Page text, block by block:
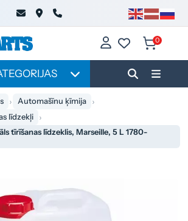
0
Automašīnu ķīmija
līdzekļi
tīrīšanas līdzeklis, Marseille, 5 L 1780-